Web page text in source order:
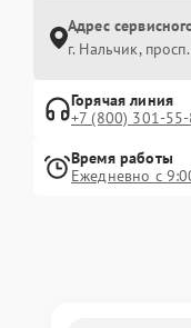
Адрес
г. Нальчик,
Горячая линия
+7 (800) 301-
Время работы
Ежедневно с